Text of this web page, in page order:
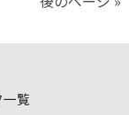
一覧